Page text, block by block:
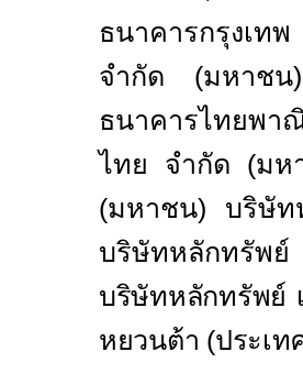
ธนาคารกรุงเ
จำกัด (มหาชน
ธนาคารไทยพา
ไทย จำกัด (มห
(มหาชน) บริษัท
บริษัทหลักทรัพ
บริษัทหลักทรัพย์
หยวนต้า (ประเท